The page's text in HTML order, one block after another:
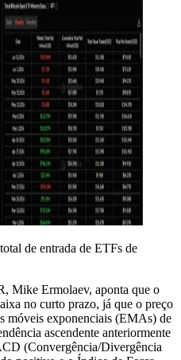
de entrada de ETFs de
Mike Ermolaev, aponta que o
no curto prazo, já que o preço
móveis exponenciais (EMAs) de
ascendente anteriormente
(Convergência/Divergência